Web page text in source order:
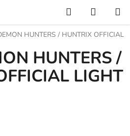
Hľadať
KOŠÍK
HUNTERS / HUNTRIX OFFICIAL
HUNTERS /
LIGHT